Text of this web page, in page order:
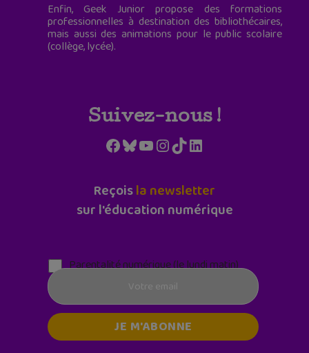
Enfin, Geek Junior propose des formations
professionnelles à destination des bibliothécaires,
mais aussi des animations pour le public scolaire
(collège, lycée).
Suivez-nous !
Facebook
Bluesky
YouTube
Instagram
TikTokLinkedIn
Reçoisla newsletter
sur l'éducation numérique
Parentalité numérique (le lundi matin)